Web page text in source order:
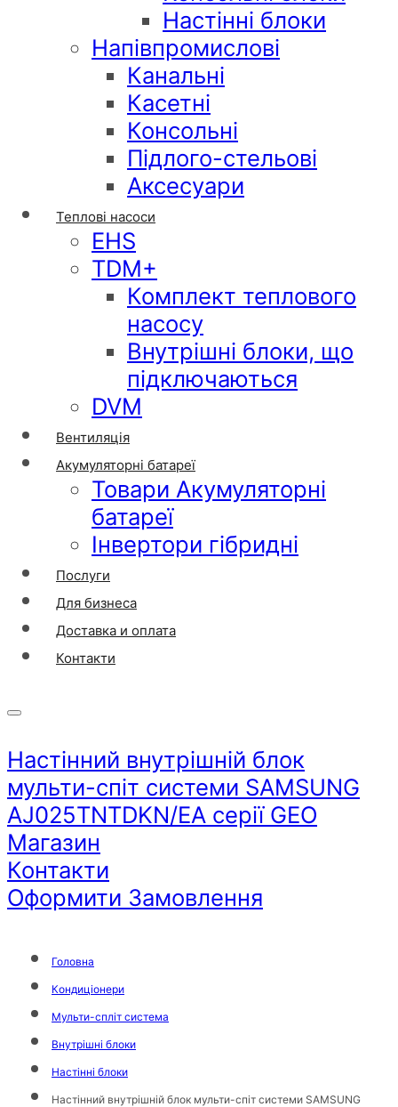
Настінні блоки
Напівпромислові
Канальні
Касетні
Консольні
Підлого-стельові
Аксесуари
Теплові насоси
EHS
TDM+
Комплект теплового
насосу
Внутрішні блоки, що
підключаються
DVM
Вентиляція
Акумуляторні батареї
Товари Акумуляторні
батареї
Інвертори гібридні
Послуги
Для бизнеса
Доставка и оплата
Контакти
Настінний внутрішній блок
мульти-спіт системи SAMSUNG
AJ025TNTDKN/EA серії GEO
Магазин
Контакти
Оформити Замовлення
Головна
Кондиціонери
Мульти-спліт система
Внутрішні блоки
Настінні блоки
Настінний внутрішній блок мульти-спіт системи SAMSUNG